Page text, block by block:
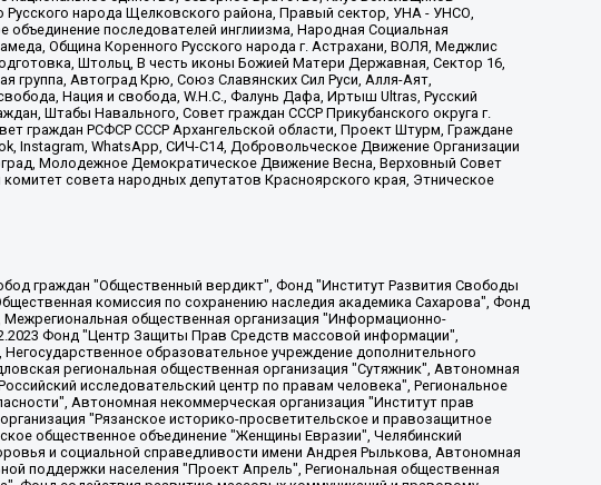
народа Щелковского района, Правый сектор, УНА - УНСО,
последователей инглиизма, Народная Социальная
Община Коренного Русского народа г. Астрахани, ВОЛЯ, Меджлис
Штольц, В честь иконы Божией Матери Державная, Сектор 16,
Автоград Крю, Союз Славянских Сил Руси, Алля-Аят,
Нация и свобода, W.H.С., Фалунь Дафа, Иртыш Ultras, Русский
Штабы Навального, Совет граждан СССР Прикубанского округа г.
граждан РСФСР СССР Архангельской области, Проект Штурм, Граждане
Instagram, WhatsApp, СИЧ-С14, Добровольческое Движение Организации
Молодежное Демократическое Движение Весна, Верховный Совет
совета народных депутатов Красноярского края, Этническое
Владимирович, Павлов Иван Юрьевич, Скворцова Елена Сергеевна, Общество с ограниченной ответственностью "Как бы инагент", Кочетков Игорь Викторович, Общество с ограниченной ответственностью "Честные выборы", Еланчик Олег Александрович, Общество с ограниченной ответственностью "Нобелевский призыв", Гималова Регина Эмилевна, Григорьев Андрей Валерьевич, Григорьева Алина Александровна, Ассоциация по содействию защите прав призывников, альтернативнослужащих и военнослужащих "Правозащитная группа "Гражданин.Армия.Право", Хисамова Регина Фаритовна, Автономная некоммерческая организация по реализации социально-правовых программ "Лилит", Дальневосточное общественное движение "Маяк", Санкт-Петербургская ЛГБТ-инициативная группа "Выход", Инициативная группа ЛГБТ+ "Реверс", Алексеев Андрей Викторович, Бекбулатова Таисия Львовна, Беляев Иван Михайлович, Владыкина Елена Сергеевна, Гельман Марат Александрович, Никульшина Вероника Юрьевна, Толоконникова Надежда Андреевна, Шендерович Виктор Анатольевич, Общество с ограниченной ответственностью "Данное сообщение", Общество с ограниченной ответственностью Издательский дом "Новая глава", Айнбиндер Александра Александровна, Московский комьюнити-центр для ЛГБТ+инициатив, Благотворительный фонд развития филантропии, Deutsche Welle (Германия, Kurt-Schumacher-Strasse 3, 53113 Bonn), Борзунова Мария Михайловна, Воробьев Виктор Викторович, Голубева Анна Львовна, Константинова Алла Михайловна, Малкова Ирина Владимировна, Мурадов Мурад Абдулгалимович, Осетинская Елизавета Николаевна, Понасенков Евгений Николаевич, Ганапольский Матвей Юрьевич, Киселев Евгений Алексеевич, Борухович Ирина Григорьевна, Дремин Иван Тимофеевич, Дубровский Дмитрий Викторович, Красноярская региональная общественная организация поддержки и развития альтернативных образовательных технологий и межкультурных коммуникаций "ИНТЕРРА", Маяковская Екатерина Алексеевна, Фейгин Марк Захарович, Филимонов Андрей Викторович, Дзугкоева Регина Николаевна, Доброхотов Роман Александрович, Дудь Юрий Александрович, Елкин Сергей Владимирович, Кругликов Кирилл Игоревич, Сабунаева Мария Леонидовна, Семенов Алексей Владимирович, Шаинян Карен Багратович, Шульман Екатерина Михайловна, Асафьев Артур Валерьевич, Вахштайн Виктор Семенович, Венедиктов Алексей Алексеевич, Лушникова Екатерина Евгеньевна, Волков Леонид Михайлович, Невзоров Александр Глебович, Пархоменко Сергей Борисович, Сироткин Ярослав Николаевич, Кара-Мурза Владимир Владимирович, Баранова Наталья Владимировна, Гозман Леонид Яковлевич, Кагарлицкий Борис Юльевич, Климарев Михаил Валерьевич, Милов Владимир Станиславович, Автономная некоммерческая организация Краснодарский центр современного искусства "Типография", Моргенштерн Алишер Тагирович, Соболь Любовь Эдуардовна, Общество с ограниченной ответственностью "ЛИЗА НОРМ", Каспаров Гарри Кимович, Ходорковский Михаил Борисович, Общество с ограниченной ответственностью "Апрельские тезисы", Данилович Ирина Брониславовна, Кашин Олег Владимирович, Петров Николай Владимирович, Пивоваров Алексей Владимирович, Соколов Михаил Владимирович, Цветкова Юлия Владимировна, Чичваркин Евгений Александрович, Комитет против пыток/Команда против пыток, Общество с ограниченной ответственностью "Первый научный", Общество с ограниченной ответственностью "Вертолет и ко", Белоцерковская Вероника Борисовна, Кац Максим Евгеньевич, Лазарева Татьяна Юрьевна, Шаведдинов Руслан Табризович, Яшин Илья Валерьевич, Общество с ограниченной ответственностью "Иноагент ААВ", Алешковский Дмитрий Петрович, Альбац Евгения Марковна, Быков Дмитрий Львович, Галямина Юлия Евгеньевна, Лойко Сергей Леонидович, Мартынов Кирилл Константинович, Медведев Сергей Александрович, Крашенинников Федор Геннадиевич, Гордеева Катерина Вл